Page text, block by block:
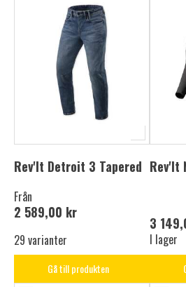
Rev'It Detroit 3 Tapered
Från
2 589,00 kr
29 varianter
Gå till produkten
Rev'It
3
I lager